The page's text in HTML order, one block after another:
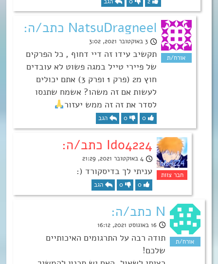
NatsuDragneel כתב/ה:
3 באוקטובר 2021, 3:02
תקשיב עידו זה דיי דחוף , כל הפרקים
של פיירי טייל במגה פשוט לא עובדים
חוץ מ2 (פרק 1 ופרק 3) אתם יכולים
לעשות אם זה משהו? אשמח שתנסו
לסדר את זה זה ממש יעזור
0
0 הגב
Ido4224 כתב/ה:
4 באוקטובר 2021, 21:29
עניתי לך בדיסקורד (:
0
0 הגב
N כתב/ה:
16 באוגוסט 2021, 16:12
תודה רבה על התרגומים האיכותיים
שלכם!